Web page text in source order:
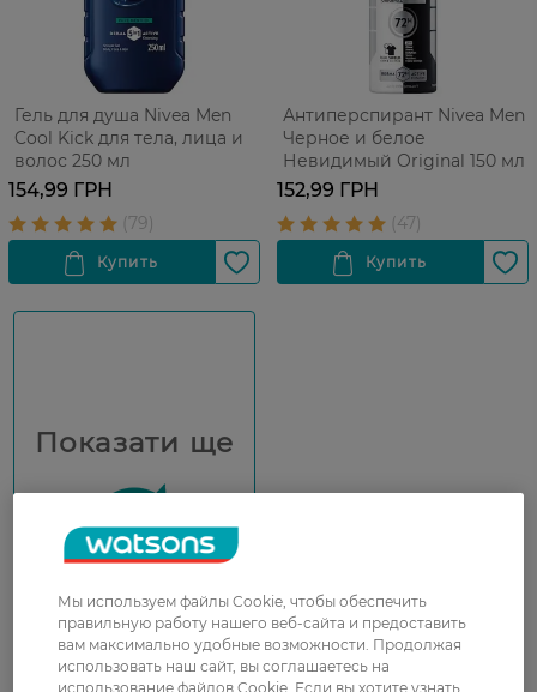
Гель для душа Nivea Men
Cool Kick для тела, лица и
волос 250 мл
154,99 ГРН
Антиперспирант Nivea Men
Черное и белое
Невидимый Original 150 мл
152,99 ГРН
Показати ще
Мы используем файлы Cookie, чтобы обеспечить
правильную работу нашего веб-сайта и предоставить
вам максимально удобные возможности. Продолжая
использовать наш сайт, вы соглашаетесь на
использование файлов Cookie. Если вы хотите узнать